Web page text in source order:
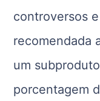
controversos
recomendada
um
porcentagem